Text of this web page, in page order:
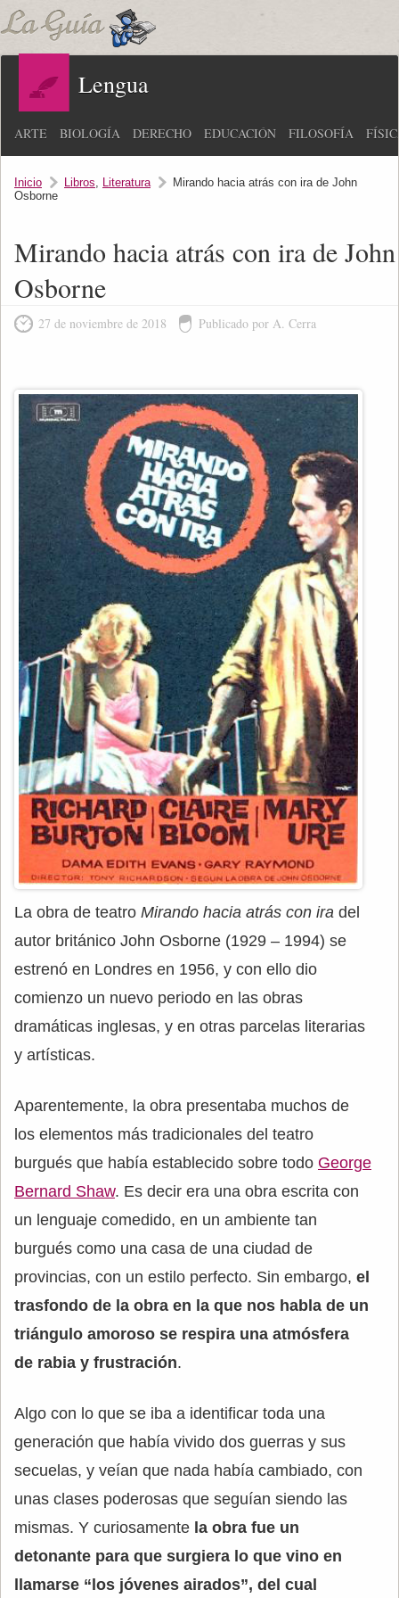
Lengua
ARTE BIOLOGÍA DERECHO EDUCACIÓN FILOSOFÍA
Inicio Libros, Literatura
Mirando hacia atrás con ira de John
Osborne
Mirando hacia atrás con ira de John
Osborne
27 de noviembre de 2018 Publicado por A. Cerra
La obra de teatro Mirando hacia atrás con ira del
autor británico John Osborne (1929 – 1994) se
estrenó en Londres en 1956, y con ello dio
comienzo un nuevo periodo en las obras
dramáticas inglesas, y en otras parcelas literarias
y artísticas.
Aparentemente, la obra presentaba muchos de
los elementos más tradicionales del teatro
burgués que había establecido sobre todo George
Bernard Shaw. Es decir era una obra escrita con
un lenguaje comedido, en un ambiente tan
burgués como una casa de una ciudad de
provincias, con un estilo perfecto. Sin embargo, el
trasfondo de la obra en la que nos habla de un
triángulo amoroso se respira una atmósfera
de rabia y frustración.
Algo con lo que se iba a identificar toda una
generación que había vivido dos guerras y sus
secuelas, y veían que nada había cambiado, con
unas clases poderosas que seguían siendo las
mismas. Y curiosamente la obra fue un
detonante para que surgiera lo que vino en
llamarse “los jóvenes airados”, del cual